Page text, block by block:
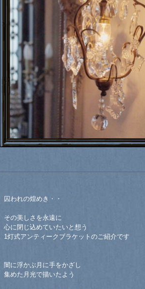
囚われの煌めき・・
その美しさを永遠に
心に閉じ込めていたいと想う
1灯式アンティークブラケットのご紹介です
闇に浮かぶ月に手をかざし
集めた月光で描いたよう